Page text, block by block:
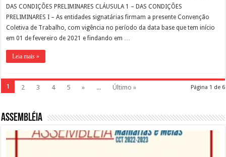
DAS CONDIÇÕES PRELIMINARES CLÁUSULA 1 – DAS CONDIÇÕES
PRELIMINARES I – As entidades signatárias firmam a presente Convenção
Coletiva de Trabalho, com vigência no período da data base que tem início
em 01 de fevereiro de 2021 e findando em …
Leia mais »
Página 1 de 6
1 2 3 4 5 » ... Último »
Assembléia